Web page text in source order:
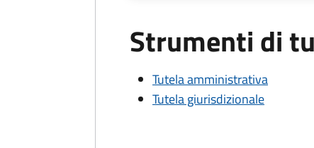
Strumenti di
Tutela amministrativa
Tutela giurisdizionale